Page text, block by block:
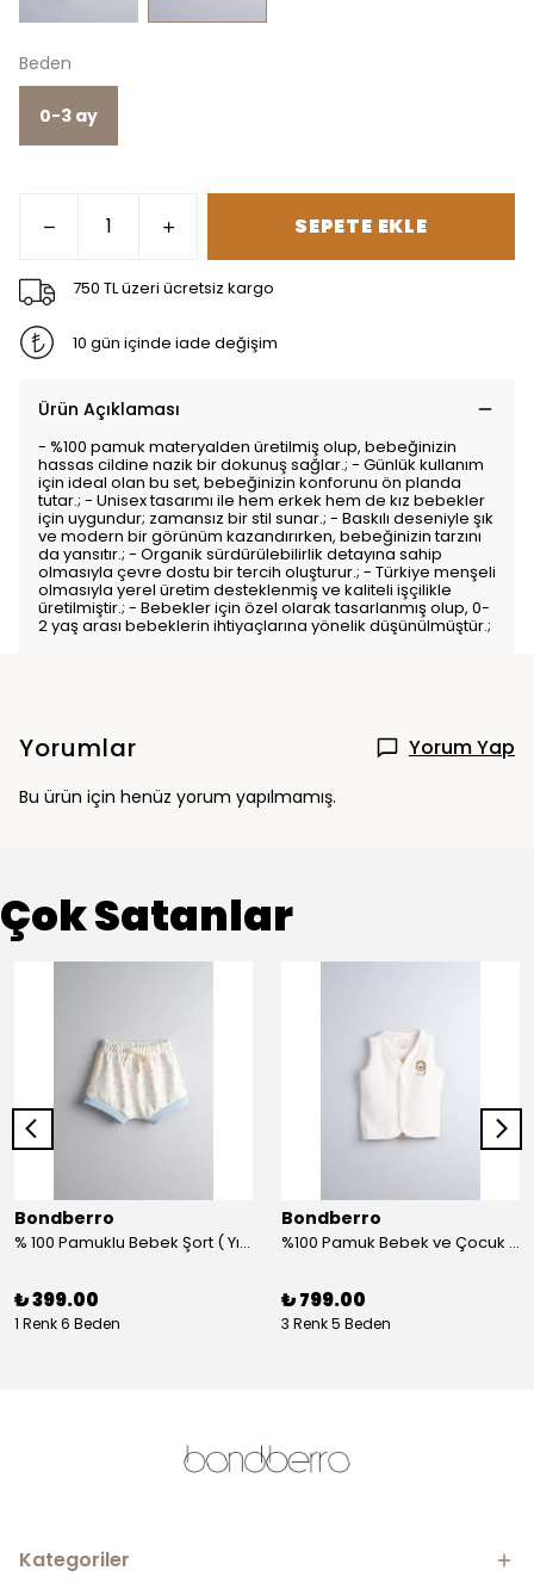
Beden
0-3 ay
SEPETE EKLE
750 TL üzeri ücretsiz kargo
10 gün içinde iade değişim
Ürün Açıklaması
- %100 pamuk materyalden üretilmiş olup, bebeğinizin
hassas cildine nazik bir dokunuş sağlar.; - Günlük kullanım
için ideal olan bu set, bebeğinizin konforunu ön planda
tutar.; - Unisex tasarımı ile hem erkek hem de kız bebekler
için uygundur; zamansız bir stil sunar.; - Baskılı deseniyle şık
ve modern bir görünüm kazandırırken, bebeğinizin tarzını
da yansıtır.; - Organik sürdürülebilirlik detayına sahip
olmasıyla çevre dostu bir tercih oluşturur.; - Türkiye menşeli
olmasıyla yerel üretim desteklenmiş ve kaliteli işçilikle
üretilmiştir.; - Bebekler için özel olarak tasarlanmış olup, 0-
2 yaş arası bebeklerin ihtiyaçlarına yönelik düşünülmüştür.;
Yorumlar Yorum Yap
Bu ürün için henüz yorum yapılmamış.
Çok Satanlar
Bondberro
% 100 Pamuklu Bebek Şort ( Yıldız )
₺ 399.00
1 Renk 6 Beden
Bondberro
%100 Pamuk Bebek ve Çocuk Yelek - aslan
₺ 799.00
3 Renk 5 Beden
Kategoriler